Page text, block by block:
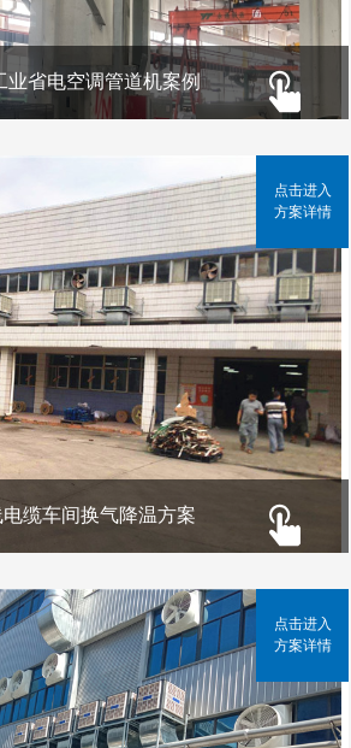
业省电空调管道机案例
电缆车间换气降温方案
点击进入
方案详情
点击进入
方案详情